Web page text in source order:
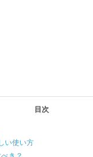
目次
い使い方